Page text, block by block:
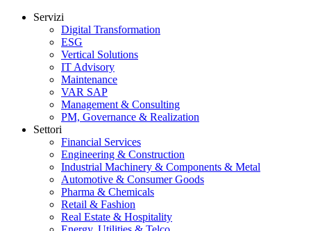
Servizi
Digital Transformation
ESG
Vertical Solutions
IT Advisory
Maintenance
VAR SAP
Management & Consulting
PM, Governance & Realization
Settori
Financial Services
Engineering & Construction
Industrial Machinery & Components & Metal
Automotive & Consumer Goods
Pharma & Chemicals
Retail & Fashion
Real Estate & Hospitality